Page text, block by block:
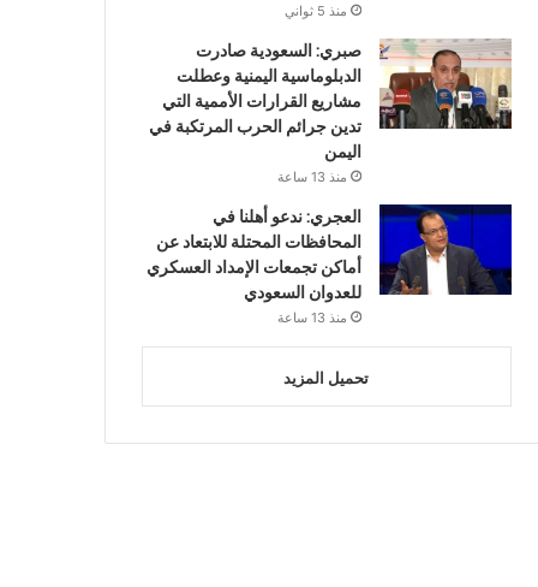
منذ 5 ثواني
صبري: السعودية صادرت
الدبلوماسية اليمنية وعطلت
مشاريع القرارات الأممية التي
تدين جرائم الحرب المرتكبة في
اليمن
منذ 13 ساعة
العجري: ندعو أهلنا في
المحافظات المحتلة للابتعاد عن
أماكن تجمعات الإمداد العسكري
للعدوان السعودي
منذ 13 ساعة
تحميل المزيد